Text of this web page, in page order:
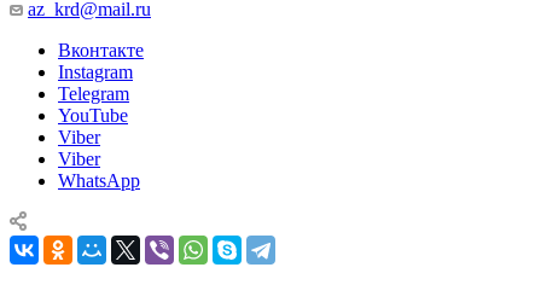
az_krd@mail.ru
Вконтакте
Instagram
Telegram
YouTube
Viber
Viber
WhatsApp